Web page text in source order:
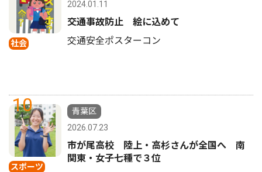
社会
2024.01.11
交通事故防止 絵に込めて
交通安全ポスターコン
10
スポーツ
青葉区
2026.07.23
市が尾高校 陸上・高杉さんが全国へ 南
関東・女子七種で３位